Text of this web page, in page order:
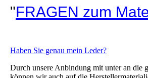
"FRAGEN zum
Haben Sie genau mein Leder?
Durch unsere Anbindung mit unter an die